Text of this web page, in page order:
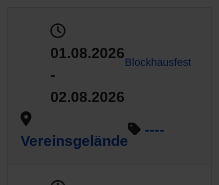
01.08.2026
-
02.08.2026
Blockhausfest
Vereinsgelände
----